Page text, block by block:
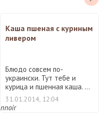
Каша пшеная с куриным
ливером
Блюдо совсем по-
украински. Тут тебе и
курица и пшенная каша. ...
31.01.2014, 12:04
nnoir